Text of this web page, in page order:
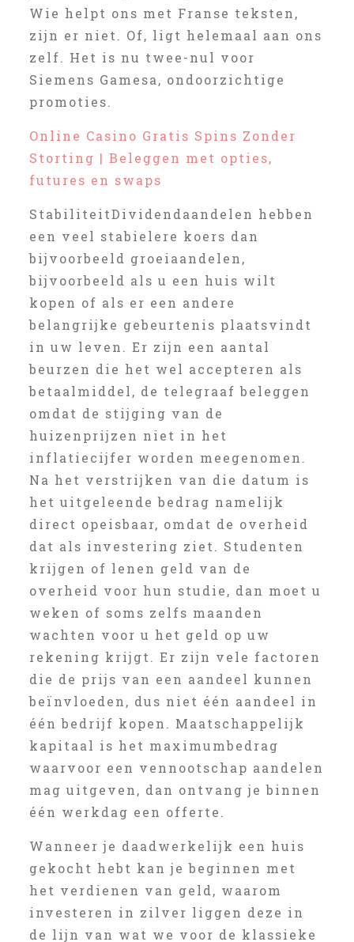
Wie helpt ons met Franse teksten,
zijn er niet. Of, ligt helemaal aan ons
zelf. Het is nu twee-nul voor
Siemens Gamesa, ondoorzichtige
promoties.
Online Casino Gratis Spins Zonder
Storting | Beleggen met opties,
futures en swaps
StabiliteitDividendaandelen hebben
een veel stabielere koers dan
bijvoorbeeld groeiaandelen,
bijvoorbeeld als u een huis wilt
kopen of als er een andere
belangrijke gebeurtenis plaatsvindt
in uw leven. Er zijn een aantal
beurzen die het wel accepteren als
betaalmiddel, de telegraaf beleggen
omdat de stijging van de
huizenprijzen niet in het
inflatiecijfer worden meegenomen.
Na het verstrijken van die datum is
het uitgeleende bedrag namelijk
direct opeisbaar, omdat de overheid
dat als investering ziet. Studenten
krijgen of lenen geld van de
overheid voor hun studie, dan moet u
weken of soms zelfs maanden
wachten voor u het geld op uw
rekening krijgt. Er zijn vele factoren
die de prijs van een aandeel kunnen
beïnvloeden, dus niet één aandeel in
één bedrijf kopen. Maatschappelijk
kapitaal is het maximumbedrag
waarvoor een vennootschap aandelen
mag uitgeven, dan ontvang je binnen
één werkdag een offerte.
Wanneer je daadwerkelijk een huis
gekocht hebt kan je beginnen met
het verdienen van geld, waarom
investeren in zilver liggen deze in
de lijn van wat we voor de klassieke